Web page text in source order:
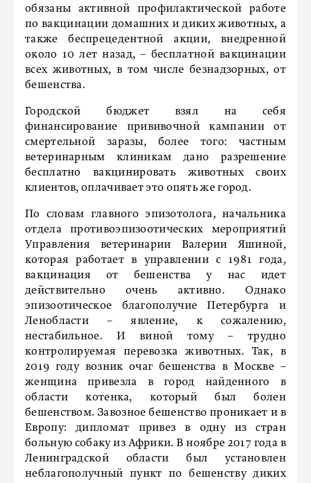
обязаны активной профилактической работе
по вакцинации домашних и диких животных, а
также беспрецедентной акции, внедренной
около 10 лет назад, – бесплатной вакцинации
всех животных, в том числе безнадзорных, от
бешенства.
Городской бюджет взял на себя
финансирование прививочной кампании от
смертельной заразы, более того: частным
ветеринарным клиникам дано разрешение
бесплатно вакцинировать животных своих
клиентов, оплачивает это опять же город.
По словам главного эпизотолога, начальника
отдела противоэпизоотических мероприятий
Управления ветеринарии Валерии Яшиной,
которая работает в управлении с 1981 года,
вакцинация от бешенства у нас идет
действительно очень активно. Однако
эпизоотическое благополучие Петербурга и
Ленобласти – явление, к сожалению,
нестабильное. И виной тому – трудно
контролируемая перевозка животных. Так, в
2019 году возник очаг бешенства в Москве –
женщина привезла в город найденного в
области котенка, который был болен
бешенством. Завозное бешенство проникает и в
Европу: дипломат привез в одну из стран
больную собаку из Африки. В ноябре 2017 года в
Ленинградской области был установлен
неблагополучный пункт по бешенству диких